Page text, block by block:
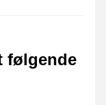
følgende